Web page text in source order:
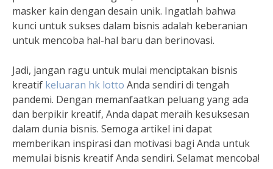
masker kain dengan desain unik. Ingatlah bahwa
kunci untuk sukses dalam bisnis adalah keberanian
untuk mencoba hal-hal baru dan berinovasi.
Jadi, jangan ragu untuk mulai menciptakan bisnis
kreatif keluaran hk lotto Anda sendiri di tengah
pandemi. Dengan memanfaatkan peluang yang ada
dan berpikir kreatif, Anda dapat meraih kesuksesan
dalam dunia bisnis. Semoga artikel ini dapat
memberikan inspirasi dan motivasi bagi Anda untuk
memulai bisnis kreatif Anda sendiri. Selamat mencoba!